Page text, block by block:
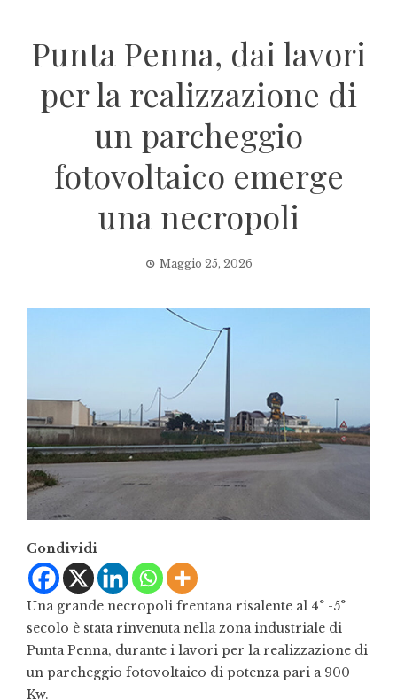
Punta Penna, dai lavori
per la realizzazione di
un parcheggio
fotovoltaico emerge
una necropoli
Maggio 25, 2026
Condividi
Una grande necropoli frentana risalente al 4° -5°
secolo è stata rinvenuta nella zona industriale di
Punta Penna, durante i lavori per la realizzazione di
un parcheggio fotovoltaico di potenza pari a 900
Kw.